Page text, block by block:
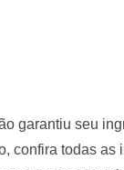
garantiu seu
confira todas as